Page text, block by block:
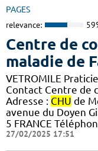
PAGES
relevance:
Centre de
maladie de
VETROMILE
Contact Centre de
Adresse : CHU de
avenue du Doyen
5 FRANCE
27/02/2025 17:51